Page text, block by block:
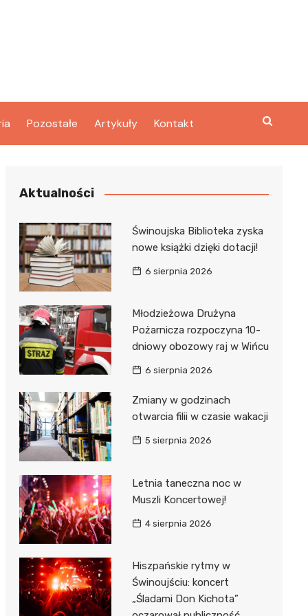
Pozostałe Artykuły Kontakt
Aktualności
Świnoujska Biblioteka zyska
nowe książki dzięki dotacji!
6 sierpnia 2026
Młodzieżowa Drużyna
Pożarnicza rozpoczyna 10-
dniowy obozowy raj w Wińcu
6 sierpnia 2026
Zmiany w godzinach
otwarcia filii w czasie wakacji
5 sierpnia 2026
Letnia taneczna noc w
Muszli Koncertowej!
4 sierpnia 2026
Hiszpańskie rytmy w
Świnoujściu: koncert
„Śladami Don Kichota”